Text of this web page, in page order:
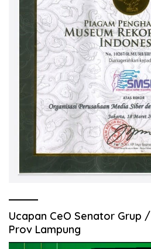
Ucapan CeO Senator Grup
Prov Lampung